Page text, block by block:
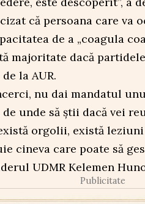
că persoana care va
de a „coagula
majoritate dacă
la AUR.
nu dai mandatul
unde să știi dacă vei
orgolii, există
cineva care poate să
UDMR Kelemen
Publicitate